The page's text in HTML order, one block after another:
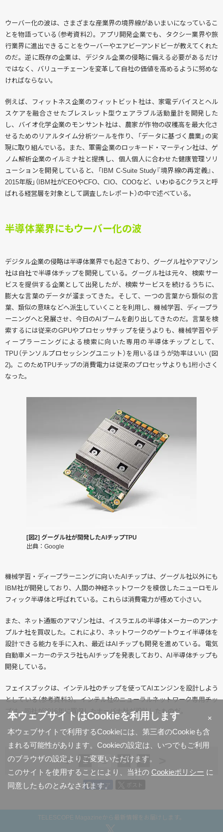
本ウェブサイトはCookieを利用します
×
本ウェブサイトで利用するCookieには、第三者のCookieも含
まれる可能性があります。Cookieの設定は、いつでもご利用
のブラウザの設定よりご変更いただけます。
このサイトを使用することにより、当社の Cookieポリシー に
同意したものとみなされます。
ウーバー化の波は、さまざまな産業界の境界線があいまいになっているこ
とを物語っている（参考資料2）。アプリ開発企業でも、タクシー業界や旅
行業界に進出できることをウーバーやエアビーアンドビーが教えてくれた
のだ。逆に既存の企業は、デジタル企業の侵略に備える必要があるだけ
ではなく、バリューチェーンを変革して自社の価値を高めるように努めな
ければならない。
例えば、フィットネス企業のフィットビット社は、家電デバイスとヘル
スケアを融合させたブレスレット型ウェアラブル活動量計を開発した
し、バイオ化学企業のモンサント社は、農家が作物の収穫高を最大化さ
せるためのリアルタイム分析ツールを作り、「データに基づく農業」の実
現に取り組んでいる。また、軍需企業のロッキード・マーティン社は、ゲ
ノム解析企業のイルミナ社と提携し、個人個人に合わせた健康管理ソリ
ューションを開発していると、「IBM C-Suite Study『境界線の再定義』、
2015年版」（IBM社がCEOやCFO、CIO、COOなど、いわゆるCクラスと呼
ばれる経営層を対象として調査したレポート）の中で述べている。
半導体業界にもウーバー化の波
デジタル企業の侵略は半導体業界でも起きており、グーグル社やアマゾン
社は自社で半導体チップを開発している。グーグル社は元々、検索サー
ビスを提供する企業として出発したが、検索サービスを続けるうちに、
膨大な言葉のデータが溜まってきた。そして、一つの言葉から類似の言
葉、類似の意味などへ派生していくことを利用し、機械学習、ディープラ
ーニングへと発展させ、今日のAIブームを創り出してきたのだ。言葉を検
索するには従来のGPUやプロセッサチップを使うよりも、機械学習やデ
ィープラーニングによる検索に向いた専用の半導体チップとして、
TPU（テンソルプロセッシングユニット）を用いるほうが効率はいい (図
2)。このためTPUチップの消費電力は従来のプロセッサよりも1桁小さく
なった。
[図2] グーグル社が開発したAIチップTPU
出典：Google
機械学習・ディープラーニングに向いたAIチップは、グーグル社以外にも
IBM社が開発しており、人間の神経ネットワークを模倣したニューロモル
フィック半導体と呼ばれている。これらは消費電力が極めて小さい。
また、ネット通販のアマゾン社は、イスラエルの半導体メーカーのアンナ
プルナ社を買収した。これにより、ネットワークのゲートウェイ半導体を
設計できる能力を手に入れ、最近はAIチップも開発を進めている。電気
自動車メーカーのテスラ社もAIチップを発表しており、AI半導体チップも
開発している。
フェイスブックは、インテル社のチップを使ってAIエンジンを設計しよう
としている（参考資料3）。インテル社のニューラルネットワーク専用チッ
プは、同社が2016年に買収したナーバナ社が設計したものだ。
< 1 2 3 4
シェア ポスト
TELESCOPE Magazineから最新情報をお届けします。